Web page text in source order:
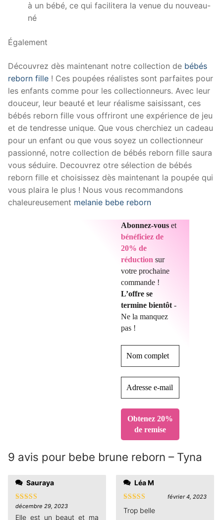
à un bébé, ce qui facilitera la venue du nouveau-
né
Également
Découvrez dès maintenant notre collection de bébés
reborn fille ! Ces poupées réalistes sont parfaites pour
les enfants comme pour les collectionneurs. Avec leur
douceur, leur beauté et leur réalisme saisissant, ces
bébés reborn fille vous offriront une expérience de jeu
et de tendresse unique. Que vous cherchiez un cadeau
pour un enfant ou que vous soyez un collectionneur
passionné, notre collection de bébés reborn fille saura
vous séduire. Decouvrez otre sélection de bébés
reborn fille et choisissez dès maintenant la poupée qui
vous plaira le plus ! Nous vous recommandons
chaleureusement melanie bebe reborn
Abonnez-vous et
bénéficiez de
20% de
réduction sur
votre prochaine
commande !
L’offre se
termine bientôt-
Ne la manquez
pas !
9 avis pour bebe brune reborn – Tyna
Sauraya
Note5sur
5
décembre 29, 2023
Elle est un beaut et ma
Léa M
Note
sur
5
février 4, 2023
Trop belle